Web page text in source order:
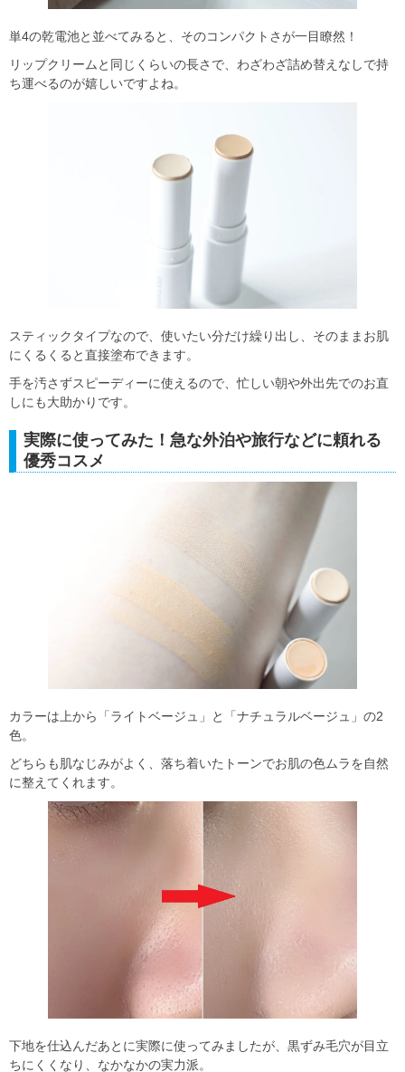
単4の乾電池と並べてみると、そのコンパクトさが一目瞭然！
リップクリームと同じくらいの長さで、わざわざ詰め替えなしで持
ち運べるのが嬉しいですよね。
スティックタイプなので、使いたい分だけ繰り出し、そのままお肌
にくるくると直接塗布できます。
手を汚さずスピーディーに使えるので、忙しい朝や外出先でのお直
しにも大助かりです。
実際に使ってみた！急な外泊や旅行などに頼れる
優秀コスメ
カラーは上から「ライトベージュ」と「ナチュラルベージュ」の2
色。
どちらも肌なじみがよく、落ち着いたトーンでお肌の色ムラを自然
に整えてくれます。
下地を仕込んだあとに実際に使ってみましたが、黒ずみ毛穴が目立
ちにくくなり、なかなかの実力派。